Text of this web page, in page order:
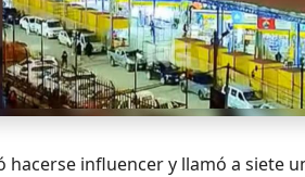
influencer y llamó a siete